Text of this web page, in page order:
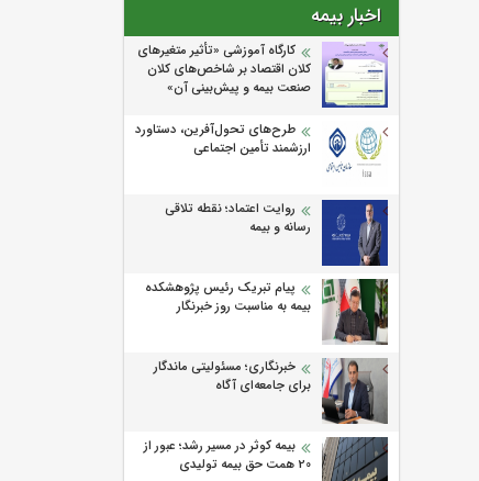
اخبار بیمه
كارگاه آموزشی «تأثیر متغیرهای
كلان اقتصاد بر شاخص‌های كلان
صنعت بیمه و پیش‌بینی آن»
طرح‌های تحول‌آفرین، دستاورد
ارزشمند تأمین اجتماعی
روایت اعتماد؛ نقطه تلاقی
رسانه و بیمه
پیام تبریک رئیس پژوهشکده
بیمه به مناسبت روز خبرنگار
خبرنگاری؛ مسئولیتی ماندگار
برای جامعه‌ای آگاه
بیمه کوثر در مسیر رشد؛ عبور از
20 همت حق بیمه تولیدی